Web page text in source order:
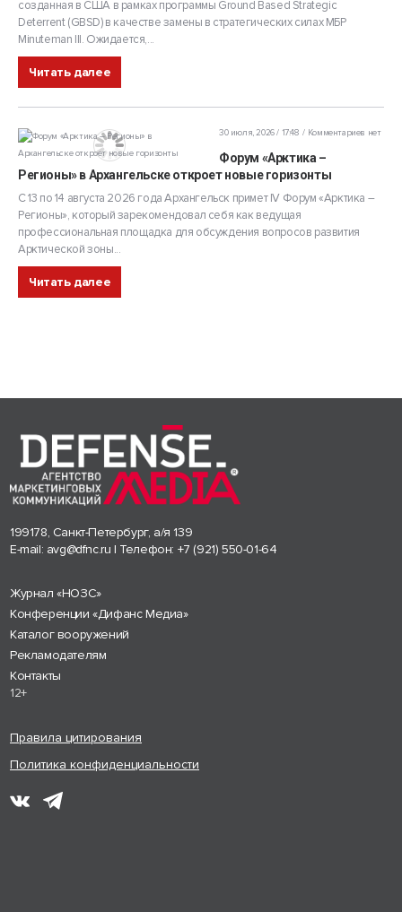
созданная в США в рамках программы Ground Based Strategic
Deterrent (GBSD) в качестве замены в стратегических силах МБР
Minuteman III. Ожидается,...
Читать далее
30 июля, 2026 / 17:48 Комментариев нет
Форум «Арктика –
Регионы» в Архангельске откроет новые горизонты
С 13 по 14 августа 2026 года Архангельск примет IV Форум «Арктика –
Регионы», который зарекомендовал себя как ведущая
профессиональная площадка для обсуждения вопросов развития
Арктической зоны...
Читать далее
199178, Санкт-Петербург, а/я 139
E-mail: avg@dfnc.ru | Телефон: +7 (921) 550-01-64
Журнал «НОЗС»
Конференции «Дифанс Медиа»
Каталог вооружений
Рекламодателям
Контакты
12+
Правила цитирования
Политика конфиденциальности